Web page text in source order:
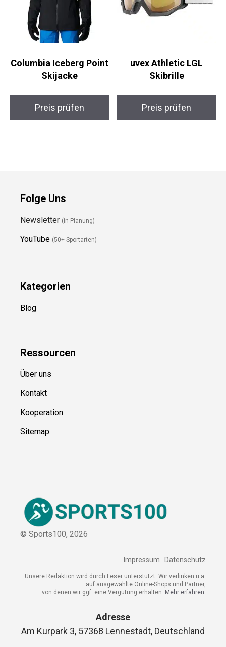
Columbia Iceberg
Point Skijacke
uvex Athletic LGL
Skibrille
Folge Uns
YouTube (50+ Sportarten)
Blog
Ressource
Über uns
Kontakt
© Sports100,2026
Unsere Redaktion wird durch Leser unterstützt. Wir verlinken
u.a. auf ausgewählte Online-Shops und Partner,
von denen wir ggf. eine Vergütung erhalten.Mehr erfahren.